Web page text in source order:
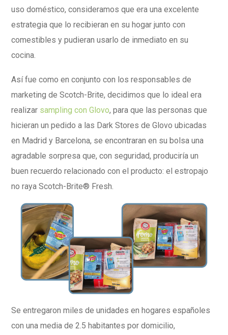
uso doméstico, consideramos que era una excelente
estrategia que lo recibieran en su hogar junto con
comestibles y pudieran usarlo de inmediato en su
cocina.
Así fue como en conjunto con los responsables de
marketing de Scotch-Brite, decidimos que lo ideal era
realizar sampling con Glovo, para que las personas que
hicieran un pedido a las Dark Stores de Glovo ubicadas
en Madrid y Barcelona, se encontraran en su bolsa una
agradable sorpresa que, con seguridad, produciría un
buen recuerdo relacionado con el producto: el estropajo
no raya Scotch-Brite® Fresh.
Se entregaron miles de unidades en hogares españoles
con una media de 2.5 habitantes por domicilio,